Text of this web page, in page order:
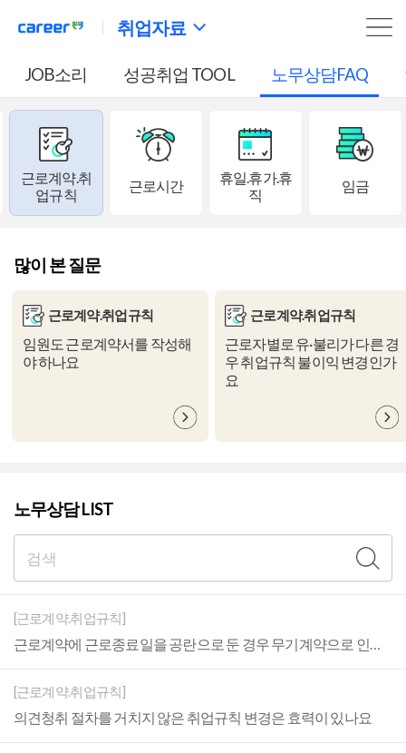
취업자료
JOB소리 성공취업 TOOL 노무상담FAQ
근로계약.취
업규칙
근로시간
휴일.휴가.휴
직
임금
많이 본 질문
근로계약.취업규칙
임원도 근로계약서를 작성해
야 하나요
근로계약.취업규칙
근로자별로 유·불리가 다른 경
우 취업규칙 불이익 변경인가
요
노무상담 LIST
[근로계약.취업규칙]
[근로계약.취업규칙]
의견청취 절차를 거치지 않은 취업규칙 변경은 효력이 있나요